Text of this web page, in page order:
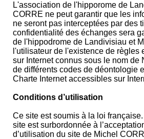
L'association de l'hipporome de
CORRE ne peut garantir que les
ne seront pas interceptées par des
confidentialité des échanges sera
de l'hippodrome de Landivisiau et
l'utilisateur de l'existence de règles
sur Internet connus sous le nom de
de différents codes de déontologie
Charte Internet accessibles sur
Conditions d’utilisation
Ce site est soumis à la loi
site est surbordonnée à
d’utilisation du site de Michel